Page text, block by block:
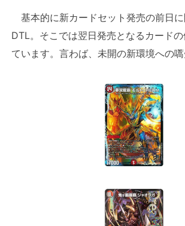
基本的に新カードセット発売の前日
DTL。そこでは翌日発売となるカード
ています。言わば、未開の新環境への嚆